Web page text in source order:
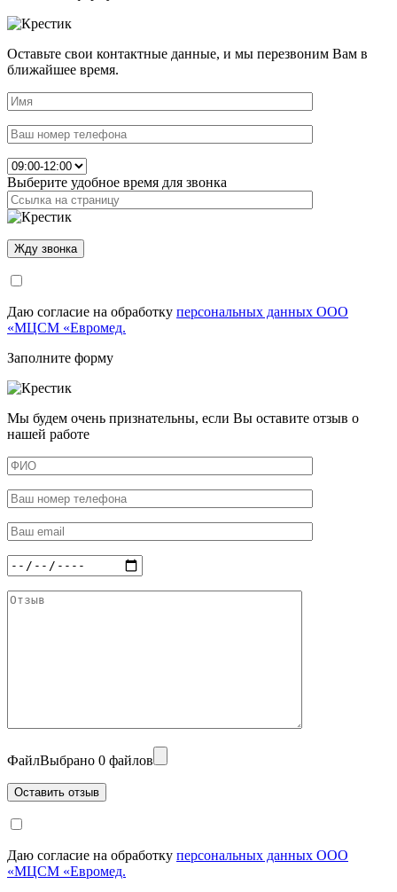
Оставьте свои контактные данные, и мы перезвоним Вам в
ближайшее время.
Выберите удобное время для звонка
Даю согласие на обработку персональных данных ООО
«МЦСМ «Евромед.
Заполните форму
Мы будем очень признательны, если Вы оставите отзыв о
нашей работе
ФайлВыбрано 0 файлов
Даю согласие на обработку персональных данных ООО
«МЦСМ «Евромед.